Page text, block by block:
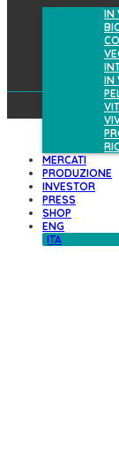
IN
IN
MERCATI
PRODUZIONE
INVESTOR
PRESS
SHOP
ENG
ITA